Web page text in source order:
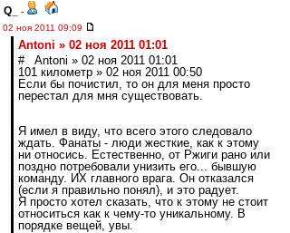
Q_
-
02 ноя 2011 09:09
Antoni » 02 ноя 2011 01:01
# Antoni » 02 ноя 2011 01:01
101 километр » 02 ноя 2011 00:50
Если бы почистил, то он для меня просто
перестал для мня существовать.
Я имел в виду, что всего этого следовало
ждать. Фанаты - люди жесткие, как к этому
ни относись. Естественно, от Ржиги рано или
поздно потребовали унизить его... бывшую
команду. ИХ главного врага. Он отказался
(если я правильно понял), и это радует.
Я просто хотел сказать, что к этому не стоит
относиться как к чему-то уникальному. В
порядке вещей, увы.